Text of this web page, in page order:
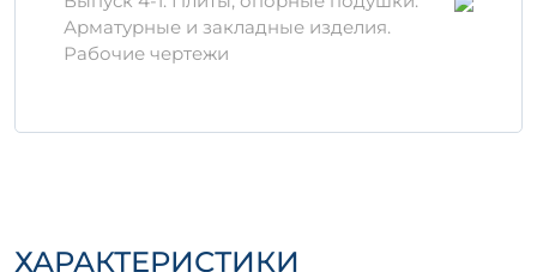
Высококачественный цемент марки
М-400 и выше
Чистый речной песок
высокую прочность и устойчивость к
Арматурные и закладные изделия.
Рабочие чертежи
ХАРАКТЕРИСТИКИ